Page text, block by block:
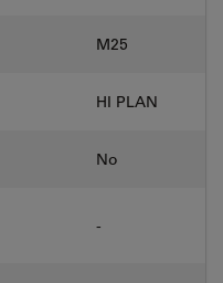
M25
HI PLAN
No
-